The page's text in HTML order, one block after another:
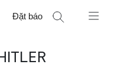
Đặt báo